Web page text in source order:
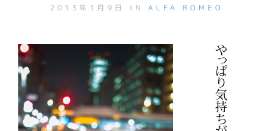
2013年1月9日 IN ALFA ROMEO